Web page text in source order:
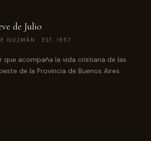
de Julio
GUZMÁN · EST. 1957
que acompaña la vida cristiana de las
de la Provincia de Buenos Aires